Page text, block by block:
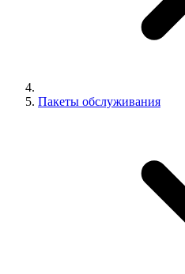
Пакеты обслуживания